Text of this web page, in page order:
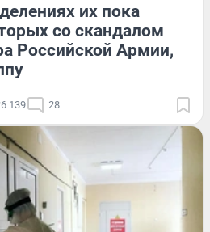
их пока
со скандалом
Российской Армии,
139 28